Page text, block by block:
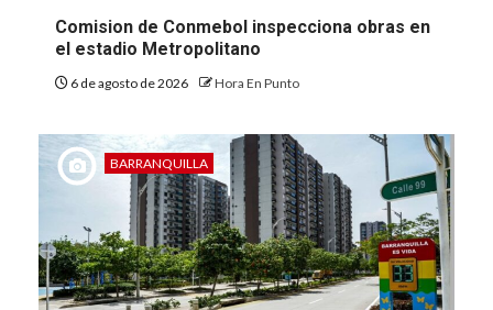
Comision de Conmebol inspecciona obras en
el estadio Metropolitano
6 de agosto de 2026 Hora En Punto
BARRANQUILLA